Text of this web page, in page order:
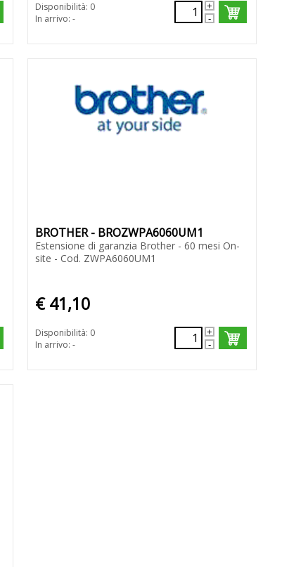
Disponibilità: 0
In arrivo: -
BROTHER - BROZWPA6060UM1
Estensione di garanzia Brother - 60 mesi On-
site - Cod. ZWPA6060UM1
€ 41,10
Disponibilità: 0
In arrivo: -